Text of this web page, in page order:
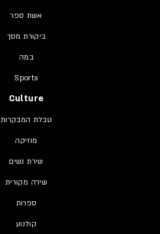
אשת ספר
ביקורת מסך
במה
Sports
Culture
טבלת המבקרות
מוזיקה
שירת נשים
שירה מקורית
ספרות
קולנוע